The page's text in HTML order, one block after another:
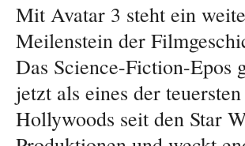
Mit Avatar 3 steht ein
Meilenstein der
Das Science-Fiction-Epos
jetzt als eines der
Hollywoods seit den Star